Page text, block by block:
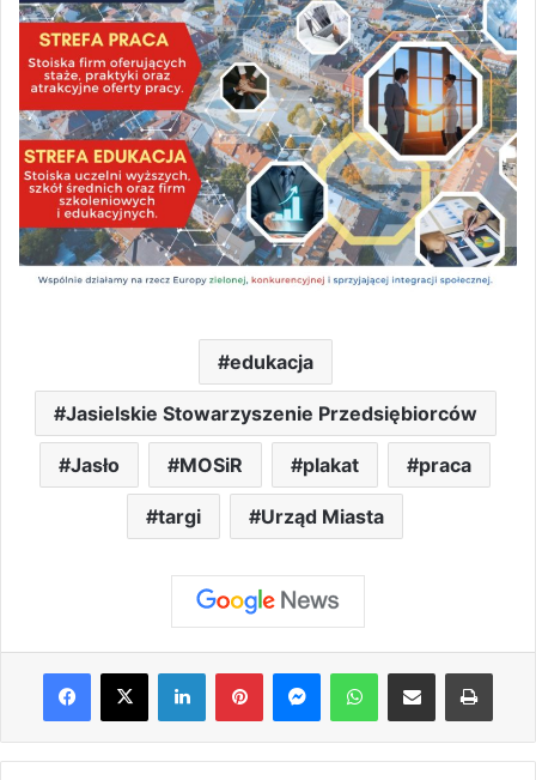
edukacja
Jasielskie Stowarzyszenie Przedsiębiorców
Jasło MOSiR plakat praca
targi Urząd Miasta
Facebook
X LinkedInPinterestMessengerWhatsAppShare via Email Print